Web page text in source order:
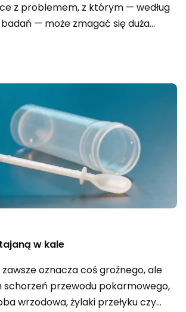
z problemem, z którym — według
— może zmagać się duża
kontekście, kto jest najbardziej
w sposób świadomy.
w kale
oznacza coś groźnego, ale
schorzeń przewodu pokarmowego,
wrzodowa, żylaki przełyku czy